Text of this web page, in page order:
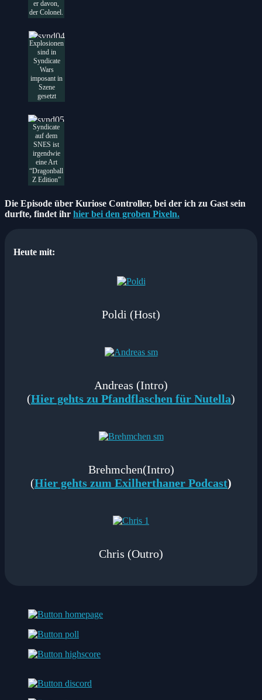
er davon,
der Colonel.
Explosionen
sind in
Syndicate
Wars
imposant in
Szene
gesetzt
Syndicate
auf dem
SNES ist
irgendwie
eine Art
“Dragonball
Z Edition”
Die Episode über Kuriose Controller, bei der ich zu Gast sein
durfte, findet ihr hier bei den groben Pixeln.
Heute mit:
Poldi (Host)
Andreas (Intro)
(Hier gehts zu Pfandflaschen für Nutella)
Brehmchen(Intro)
(Hier gehts zum Exilherthaner Podcast)
Chris (Outro)